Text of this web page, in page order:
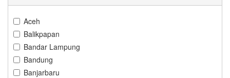
Aceh
Balikpapan
Bandar Lampung
Bandung
Banjarbaru